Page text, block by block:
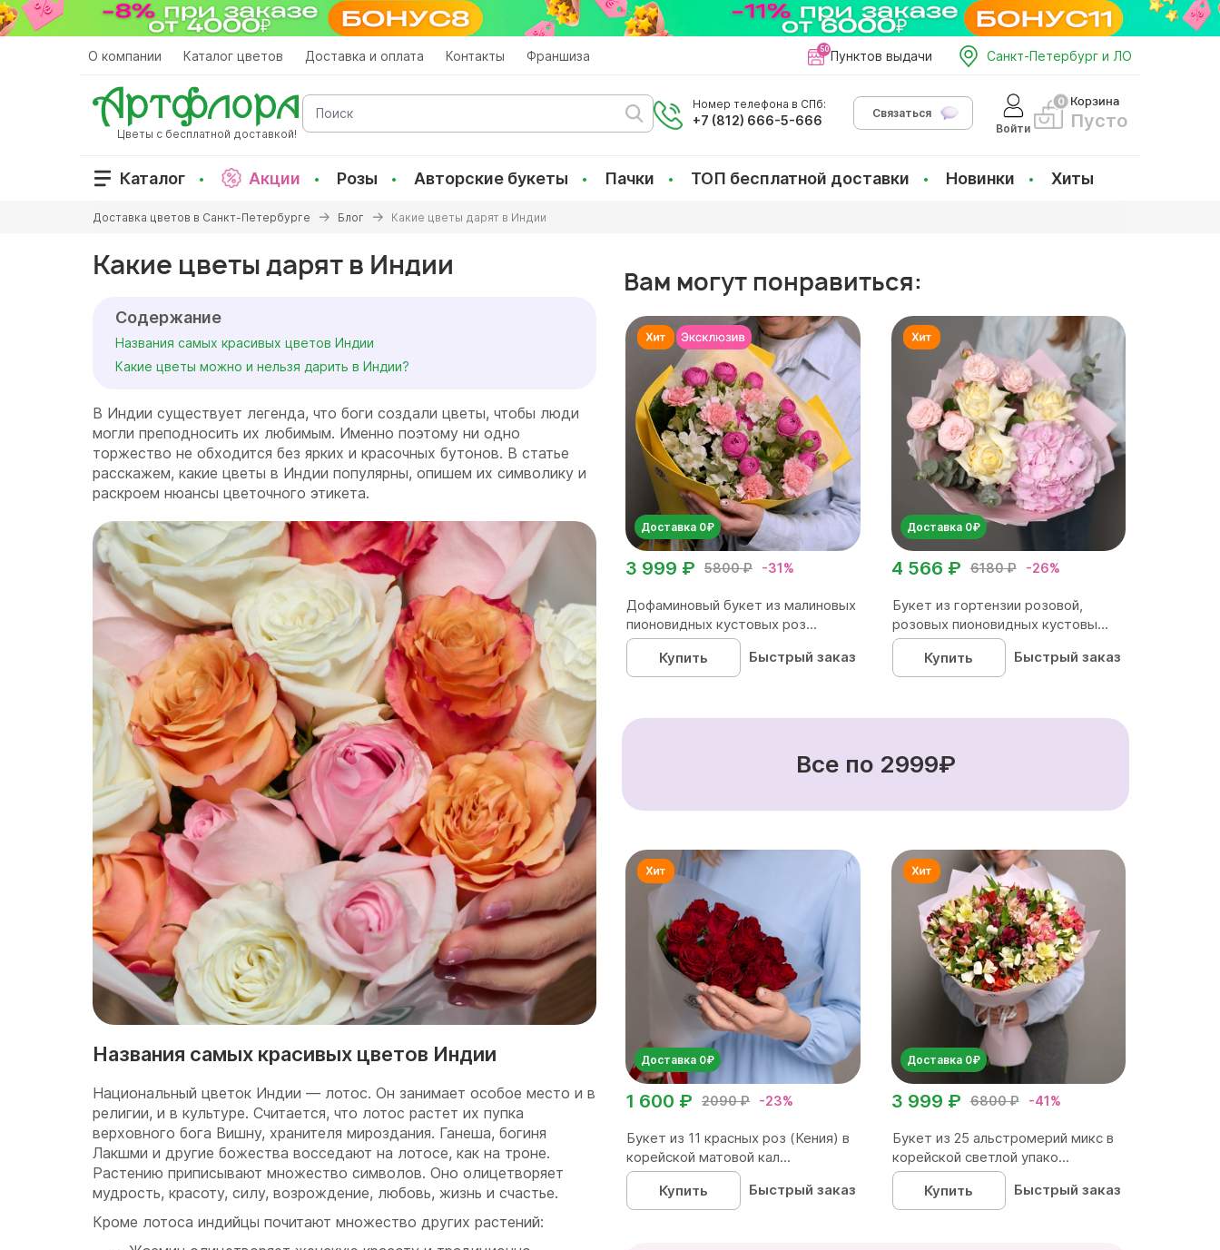
Перейти
к
О компании Каталог цветов Доставка и оплата Контакты Франшиза Пунктов выдачи Санкт-Петербург и ЛО
Цветы с бесплатной доставкой!
Поиск
Номер телефона в СПб:
+7 (812) 666-5-666
Связаться
Войти
Корзина
Пусто
Каталог Акции Розы Авторские букеты Пачки ТОП бесплатной доставки Новинки Хиты
здесь
Доставка цветов в Санкт-Петербурге Блог Какие цветы дарят в Индии
Какие цветы дарят в Индии
Содержание
Названия самых красивых цветов Индии
Какие цветы можно и нельзя дарить в Индии?
В Индии существует легенда, что боги создали цветы, чтобы люди
могли преподносить их любимым. Именно поэтому ни одно
торжество не обходится без ярких и красочных бутонов. В статье
расскажем, какие цветы в Индии популярны, опишем их символику и
раскроем нюансы цветочного этикета.
Названия самых красивых цветов Индии
Национальный цветок Индии — лотос. Он занимает особое место и в
религии, и в культуре. Считается, что лотос растет их пупка
верховного бога Вишну, хранителя мироздания. Ганеша, богиня
Лакшми и другие божества восседают на лотосе, как на троне.
Растению приписывают множество символов. Оно олицетворяет
мудрость, красоту, силу, возрождение, любовь, жизнь и счастье.
Кроме лотоса индийцы почитают множество других растений:
Вам могут понравиться:
Доставка 0₽
5800 ₽ -31%
3 999 ₽
Дофаминовый букет из малиновых
пионовидных кустовых роз...
Купить
Быстрый заказ
Доставка 0₽
6180 ₽ -26%
4 566 ₽
Букет из гортензии розовой,
розовых пионовидных кустовы...
Купить
Быстрый заказ
Все по 2999₽
Доставка 0₽
2090 ₽ -23%
1 600 ₽
Букет из 11 красных роз (Кения) в
корейской матовой кал...
Купить
Быстрый заказ
Доставка 0₽
6800 ₽ -41%
3 999 ₽
Букет из 25 альстромерий микс в
корейской светлой упако...
Купить
Быстрый заказ